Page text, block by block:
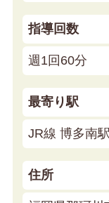
指導回数
週1回60分
最寄り駅
JR線 博多南
住所